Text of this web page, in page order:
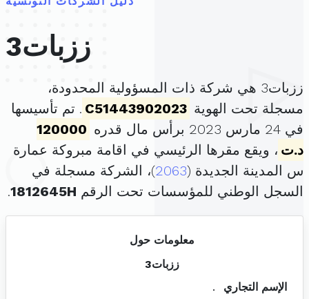
ززبات3
ززبات3 هي شركة ذات المسؤولية المحدودة،
مسجلة تحت الهوية C51443902023 . تم تأسيسها
في 24 مارس 2023 برأس مال قدره
120000
د.ت ، ويقع مقرها الرئيسي في اقامة مبروكة عمارة
س المدينة الجديدة (2063)، الشركة مسجلة في
السجل الوطني للمؤسسات تحت الرقم 1812645H
.
معلومات حول
ززبات3
الإسم التجاري
.